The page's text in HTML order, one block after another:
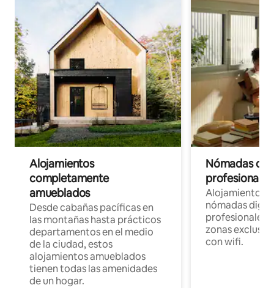
Alojamientos
completamente
amueblados
Desde cabañas pacíficas en
las montañas hasta prácticos
departamentos en el medio
de la ciudad, estos
alojamientos amueblados
tienen todas las amenidades
de un hogar.
Nómadas
Alojamientos
nómadas
profesionales
zonas
con wifi.